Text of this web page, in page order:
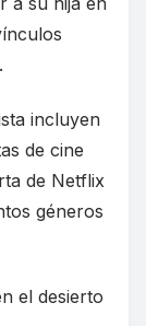
incluyen
de cine
de Netflix
géneros
el desierto